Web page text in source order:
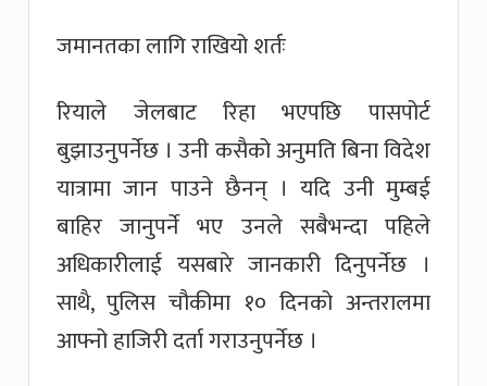
जमानतका लागि राखियो शर्तः
रियाले जेलबाट रिहा भएपछि पासपोर्ट
बुझाउनुपर्नेछ । उनी कसैको अनुमति बिना विदेश
यात्रामा जान पाउने छैनन् । यदि उनी मुम्बई
बाहिर जानुपर्ने भए उनले सबैभन्दा पहिले
अधिकारीलाई यसबारे जानकारी दिनुपर्नेछ ।
साथै, पुलिस चौकीमा १० दिनको अन्तरालमा
आफ्नो हाजिरी दर्ता गराउनुपर्नेछ ।